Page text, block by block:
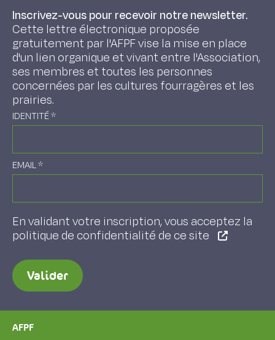
Inscrivez-vous pour recevoir notre newsletter.
Cette lettre électronique proposée
gratuitement par l'AFPF vise la mise en place
d'un lien organique et vivant entre l'Association,
ses membres et toutes les personnes
concernées par les cultures fourragères et les
prairies.
IDENTITÉ*
EMAIL*
En validant votre inscription, vous acceptez la
politique de confidentialité de ce site
Valider
AFPF